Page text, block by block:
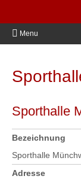
Menu
Sporthalle
Bezeichnung
Sporthalle
Adresse